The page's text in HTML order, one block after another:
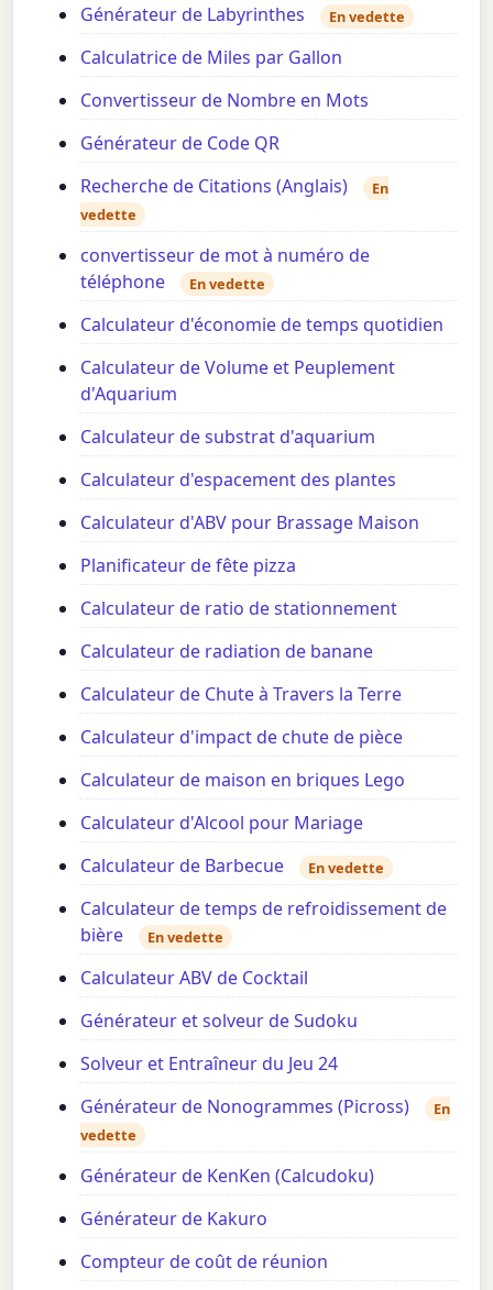
Générateur de Labyrinthes En vedette
Calculatrice de Miles par Gallon
Convertisseur de Nombre en Mots
Générateur de Code QR
Recherche de Citations (Anglais)
En
vedette
convertisseur de mot à numéro de
téléphone
En vedette
Calculateur d'économie de temps quotidien
Calculateur de Volume et Peuplement
d'Aquarium
Calculateur de substrat d'aquarium
Calculateur d'espacement des plantes
Calculateur d'ABV pour Brassage Maison
Planificateur de fête pizza
Calculateur de ratio de stationnement
Calculateur de radiation de banane
Calculateur de Chute à Travers la Terre
Calculateur d'impact de chute de pièce
Calculateur de maison en briques Lego
Calculateur d'Alcool pour Mariage
Calculateur de Barbecue
En vedette
Calculateur de temps de refroidissement de
bière
En vedette
Calculateur ABV de Cocktail
Générateur et solveur de Sudoku
Solveur et Entraîneur du Jeu 24
Générateur de Nonogrammes (Picross)
En
vedette
Générateur de KenKen (Calcudoku)
Générateur de Kakuro
Compteur de coût de réunion